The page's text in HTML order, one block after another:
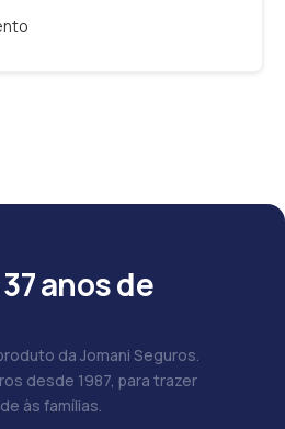
anos de
da Jomani Seguros.
desde 1987, para trazer
às famílias.